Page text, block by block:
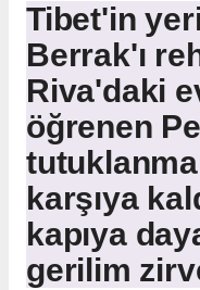
Tibet'in
Berrak'ı
Riva'daki
öğrenen
karşıya
kapıya
gerilim